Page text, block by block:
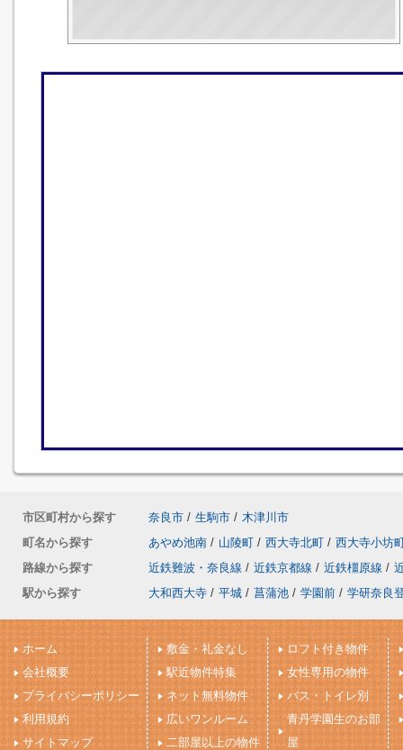
市区町村から探す 奈良市 / 生駒市 / 木津川市
町名から探す
あやめ池南 / 山陵町 / 西大寺北町 / 西大寺小坊
路線から探す
近鉄難波・奈良線 / 近鉄京都線 / 近鉄橿原線 /
駅から探す
大和西大寺 / 平城 / 菖蒲池 / 学園前 / 学研奈良
ホーム
会社概要
プライバシーポリシー
利用規約
サイトマップ
敷金・礼金なし
駅近物件特集
ネット無料物件
広いワンルーム
二部屋以上の物件
ロフト付き物件
女性専用の物件
バス・トイレ別
青丹学園生のお部
屋